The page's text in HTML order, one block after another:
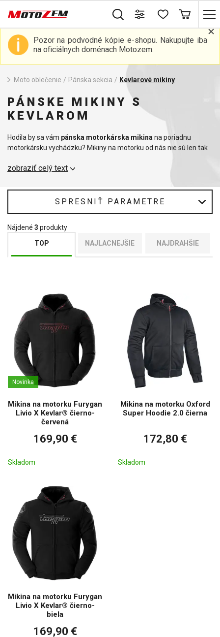
Pozor na podvodné kópie e-shopu. Nakupujte iba
na oficiálnych doménach Motozem.
Moto oblečenie / Pánska sekcia / Kevlarové mikiny
PÁNSKE MIKINY S
KEVLAROM
Hodila by sa vám pánska motorkárska mikina na poriadnu
motorkársku vychádzku? Mikiny na motorku od nás nie sú len tak
možné do nich vložiťchrbtový chránič
vytvorené tak, aby vám zaistili vysoký stupeň bezpečnosti a
zároveň vám dodajú štýl. Väčšina z ponúkaných mikín sa dá využiť
zobraziť celý text
SPRESNIŤ PARAMETRE
Nájdené 3 produkty
TOP
NAJLACNEJŠIE NAJDRAHŠIE
Novinka
Mikina na motorku Furygan
Livio X Kevlar® čierno-
červená
169,90 €
Skladom
Mikina na motorku Oxford
Super Hoodie 2.0 čierna
172,80 €
Skladom
Mikina na motorku Furygan
Livio X Kevlar® čierno-
biela
169,90 €